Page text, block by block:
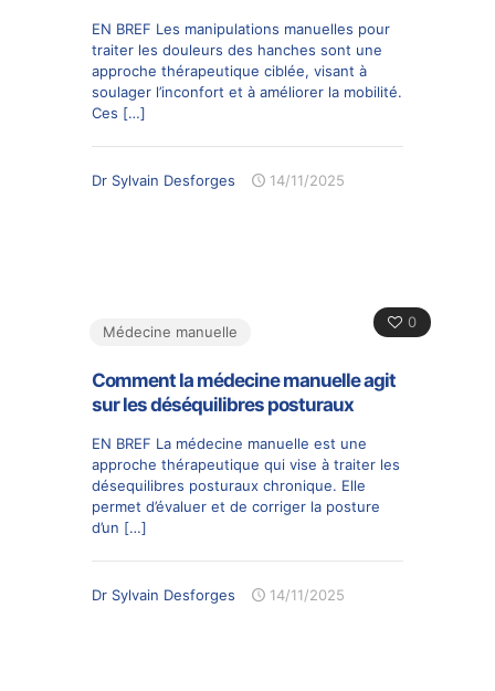
EN BREF Les manipulations manuelles pour
traiter les douleurs des hanches sont une
approche thérapeutique ciblée, visant à
soulager l’inconfort et à améliorer la mobilité.
Ces […]
Dr Sylvain Desforges 14/11/2025
0
Médecine manuelle
Comment la médecine manuelle agit
sur les déséquilibres posturaux
EN BREF La médecine manuelle est une
approche thérapeutique qui vise à traiter les
désequilibres posturaux chronique. Elle
permet d’évaluer et de corriger la posture
d’un […]
Dr Sylvain Desforges 14/11/2025